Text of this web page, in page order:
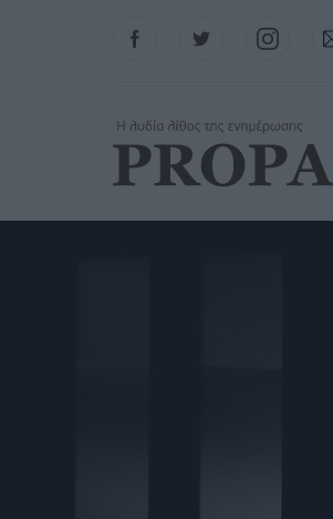
FacebookTwitter